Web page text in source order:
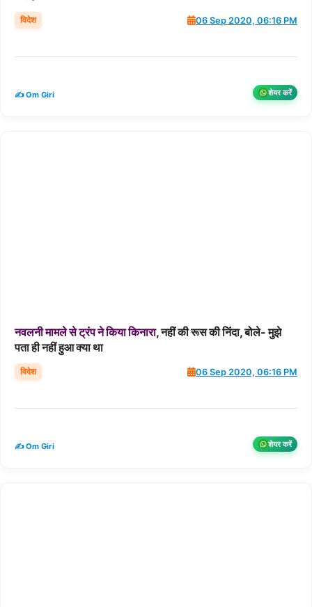
विदेश 06 Sep 2020, 06:16 PM
✍️ Om Giri शेयर करें
नवलनीमामलेसेट्रंपनेकियाकिनारा,नहीं की रूस की निंदा, बोले- मुझे
पता ही नहीं हुआ क्‍या था
विदेश 06 Sep 2020, 06:16 PM
✍️ Om Giri शेयर करें